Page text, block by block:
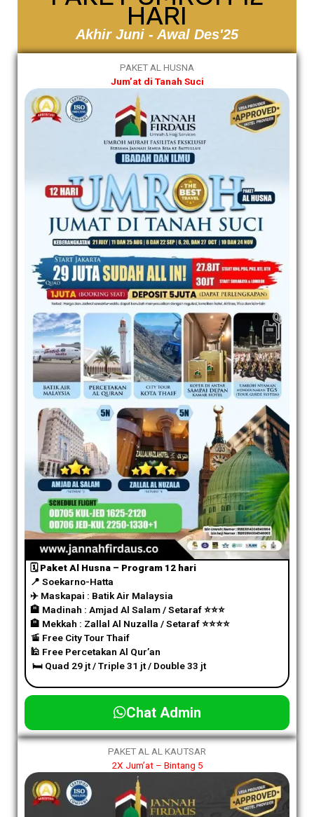
HARI
Akhir Juni - Awal Des'25
PAKET AL HUSNA
Jum’at di Tanah Suci
🗓️ Paket Al Husna – Program 12 hari
📍 Soekarno-Hatta
✈️ Maskapai : Batik Air Malaysia
🏨 Madinah : Amjad Al Salam / Setaraf⭐️⭐️⭐️
🏨 Mekkah : Zallal Al Nuzalla / Setaraf⭐️⭐️⭐️⭐️
🚡 Free City Tour Thaif
🕌 Free Percetakan Al Qur’an
🛏️ Quad 29 jt / Triple 31 jt / Double 33 jt
Chat Admin
PAKET AL AL KAUTSAR
2X Jum’at – Bintang 5